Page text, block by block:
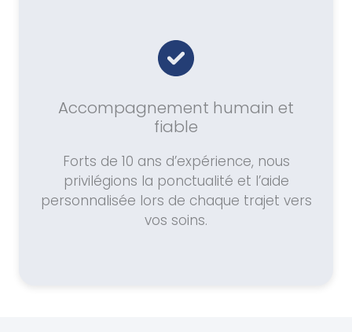
Accompagnement humain et
fiable
Forts de 10 ans d’expérience, nous
privilégions la ponctualité et l’aide
personnalisée lors de chaque trajet vers
vos soins.